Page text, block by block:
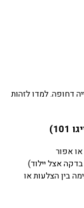
דחופה. למדו לזהות
אפור
בין הצלעות או